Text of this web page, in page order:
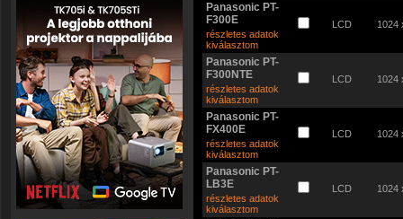
Panasonic PT-
F300E
részletes adatok
kiválasztom
LCD 1024
Panasonic PT-
F300NTE
részletes adatok
kiválasztom
LCD 1024
Panasonic PT-
FX400E
részletes adatok
kiválasztom
LCD 1024
Panasonic PT-
LB3E
részletes adatok
kiválasztom
LCD 1024